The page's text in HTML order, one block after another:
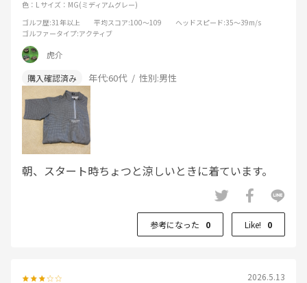
色：L サイズ：MG(ミディアムグレー)
ゴルフ歴:31年以上 平均スコア:100～109 ヘッドスピード:35～39m/s
ゴルファータイプ:アクティブ
虎介
年代:60代 性別:男性
朝、スタート時ちょつと涼しいときに着ています。
参考になった 0 Like! 0
2026.5.13